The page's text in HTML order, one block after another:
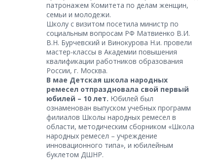
патронажем Комитета по делам женщин,
семьи и молодежи.
Школу с визитом посетила министр по
социальным вопросам РФ Матвиенко В.И.
В.Н. Бурчевский и Винокурова Н.и. провели
мастер-классы в Академии повышения
квалификации работников образования
России, г. Москва.
В мае Детская школа народных
ремесел отпраздновала свой первый
юбилей – 10 лет. Юбилей был
ознаменован выпуском учебных программ
филиалов Школы народных ремесел в
области, методическим сборником «Школа
народных ремесел – учреждение
инновационного типа», и юбилейным
буклетом ДШНР.